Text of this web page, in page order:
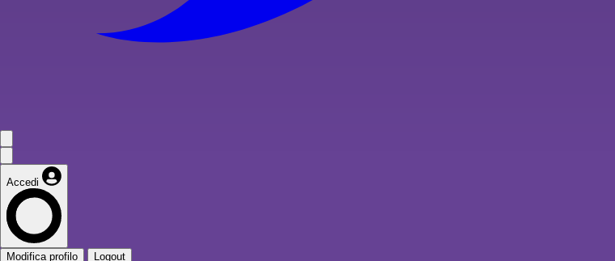
Accedi
Modifica profilo Logout